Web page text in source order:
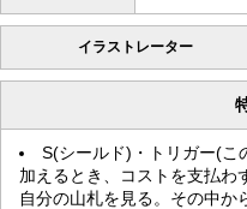
イラストレーター
S(シールド)・トリガー(こ
加えるとき、コストを支払わ
自分の山札を見る。その中か